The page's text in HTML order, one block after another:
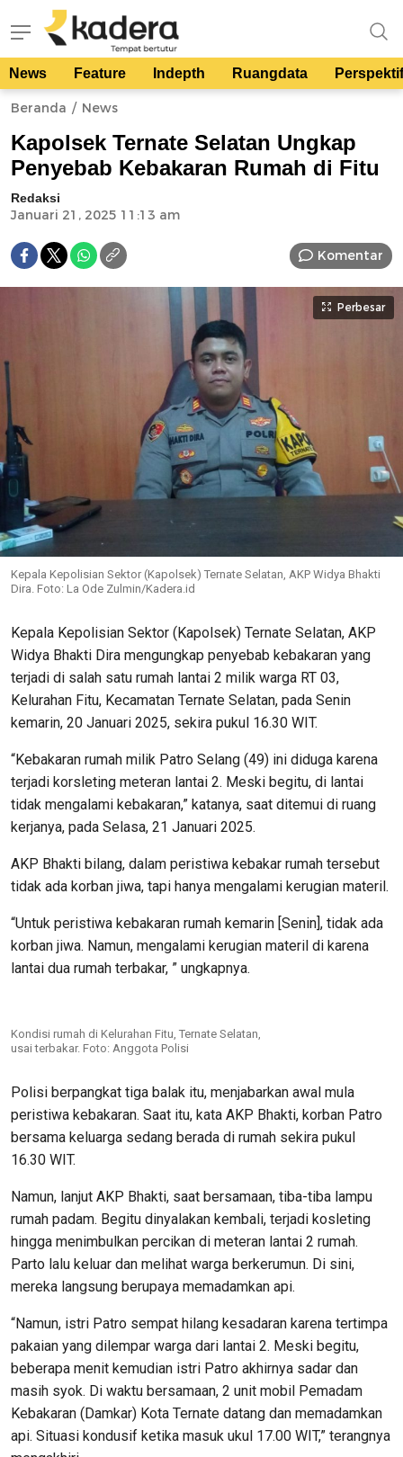
kadera.id
Tempat bertutur
News Feature Indepth Ruangdata Perspektif
Beranda News
Kapolsek Ternate Selatan Ungkap
Penyebab Kebakaran Rumah di Fitu
Redaksi
Januari 21, 2025 11:13 am
Komentar
Perbesar
Kepala Kepolisian Sektor (Kapolsek) Ternate Selatan, AKP Widya Bhakti
Dira. Foto: La Ode Zulmin/Kadera.id
Kepala Kepolisian Sektor (Kapolsek) Ternate Selatan, AKP
Widya Bhakti Dira mengungkap penyebab kebakaran yang
terjadi di salah satu rumah lantai 2 milik warga RT 03,
Kelurahan Fitu, Kecamatan Ternate Selatan, pada Senin
kemarin, 20 Januari 2025, sekira pukul 16.30 WIT.
“Kebakaran rumah milik Patro Selang (49) ini diduga karena
terjadi korsleting meteran lantai 2. Meski begitu, di lantai
tidak mengalami kebakaran,” katanya, saat ditemui di ruang
kerjanya, pada Selasa, 21 Januari 2025.
AKP Bhakti bilang, dalam peristiwa kebakar rumah tersebut
tidak ada korban jiwa, tapi hanya mengalami kerugian materil.
“Untuk peristiwa kebakaran rumah kemarin [Senin], tidak ada
korban jiwa. Namun, mengalami kerugian materil di karena
lantai dua rumah terbakar, ” ungkapnya.
Kondisi rumah di Kelurahan Fitu, Ternate Selatan,
usai terbakar. Foto: Anggota Polisi
Polisi berpangkat tiga balak itu, menjabarkan awal mula
peristiwa kebakaran. Saat itu, kata AKP Bhakti, korban Patro
bersama keluarga sedang berada di rumah sekira pukul
16.30 WIT.
Namun, lanjut AKP Bhakti, saat bersamaan, tiba-tiba lampu
rumah padam. Begitu dinyalakan kembali, terjadi kosleting
hingga menimbulkan percikan di meteran lantai 2 rumah.
Parto lalu keluar dan melihat warga berkerumun. Di sini,
mereka langsung berupaya memadamkan api.
“Namun, istri Patro sempat hilang kesadaran karena tertimpa
pakaian yang dilempar warga dari lantai 2. Meski begitu,
beberapa menit kemudian istri Patro akhirnya sadar dan
masih syok. Di waktu bersamaan, 2 unit mobil Pemadam
Kebakaran (Damkar) Kota Ternate datang dan memadamkan
api. Situasi kondusif ketika masuk ukul 17.00 WIT,” terangnya